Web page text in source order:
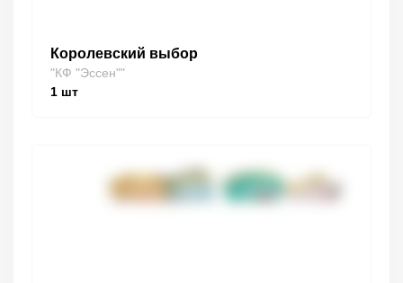
Королевский выбор
"КФ "Эссен""
1 шт